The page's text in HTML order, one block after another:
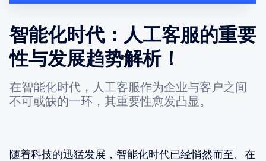
智能化时代：人工客服的重要
性与发展趋势解析！
在智能化时代，人工客服作为企业与客户之间
不可或缺的一环，其重要性愈发凸显。
随着科技的迅猛发展，智能化时代已经悄然而至。在